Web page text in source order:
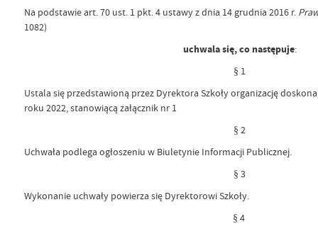
Na podstawie art. 70 ust. 1 pkt. 4 ustawy z dnia 14 grudnia 2016 r.
1082)
uchwala się, co następuje:
§ 1
Ustala się przedstawioną przez Dyrektora Szkoły organizację
roku 2022, stanowiącą załącznik nr 1
§ 2
Uchwała podlega ogłoszeniu w Biuletynie Informacji Publicznej.
§ 3
Wykonanie uchwały powierza się Dyrektorowi Szkoły.
§ 4